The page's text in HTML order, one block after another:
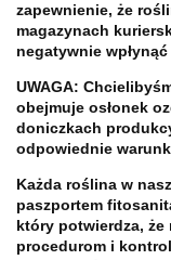
zapewnienie, że
magazynach
negatywnie
UWAGA:
obejmuje osłonek
doniczkach
odpowiednie
Każda roślina w
paszportem
który potwierdza, że
procedurom i